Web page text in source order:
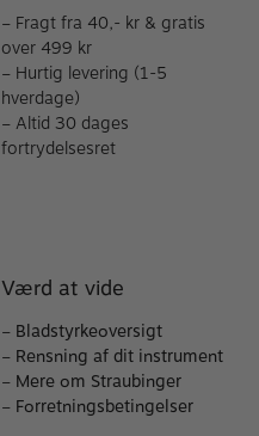
– Fragt fra 40,- kr & gratis
over 499 kr
– Hurtig levering (1-5
hverdage)
– Altid 30 dages
fortrydelsesret
Værd at vide
– Bladstyrkeoversigt
– Rensning af dit instrument
– Mere om Straubinger
– Forretningsbetingelser